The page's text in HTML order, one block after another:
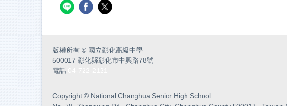
版權所有 © 國立彰化高級中學
500017 彰化縣彰化市中興路78號
電話
Copyright © National Changhua Senior High School